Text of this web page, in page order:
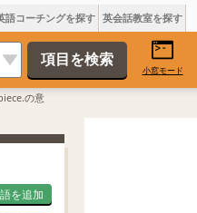
語コーチングを探す 英会話教室を探す
小窓モード
の意
を追加